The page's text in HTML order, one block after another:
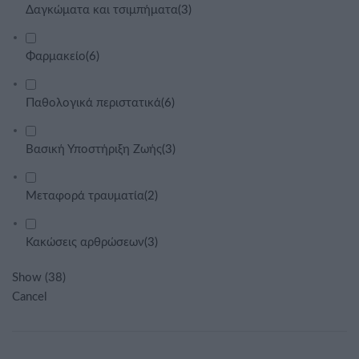
Δαγκώματα και τσιμπήματα(3)
Φαρμακείο(6)
Παθολογικά περιστατικά(6)
Βασική Υποστήριξη Ζωής(3)
Μεταφορά τραυματία(2)
Κακώσεις αρθρώσεων(3)
Show (38)
Cancel